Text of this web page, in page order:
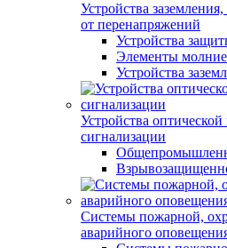
Устройства
от перенапряжений
Устройства
Элементы
Устройства
Устройства оптической
сигнализации
Системы пожарной,
аварийного